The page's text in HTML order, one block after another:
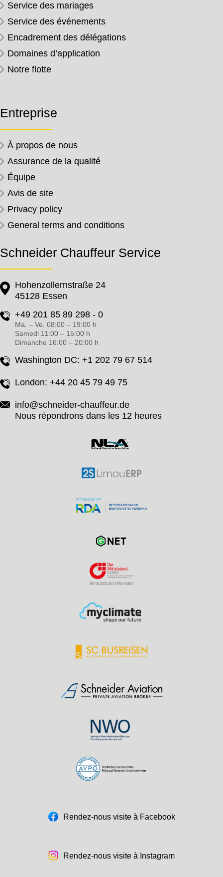
Service des mariages
Service des événements
Encadrement des délégations
Domaines d’application
Notre flotte
Entreprise
À propos de nous
Assurance de la qualité
Équipe
Avis de site
Privacy policy
General terms and conditions
Schneider Chauffeur Service
Hohenzollernstraße 24
45128 Essen
+49 201 85 89 298 - 0
Ma. – Ve. 08:00 – 19:00 h
Samedi 11:00 – 15:00 h
Dimanche 16:00 – 20:00 h
Washington DC: +1 202 79 67 514
London: +44 20 45 79 49 75
info@schneider-chauffeur.de
Nous répondrons dans les 12 heures
Rendez-nous visite à Facebook
Rendez-nous visite à Instagram